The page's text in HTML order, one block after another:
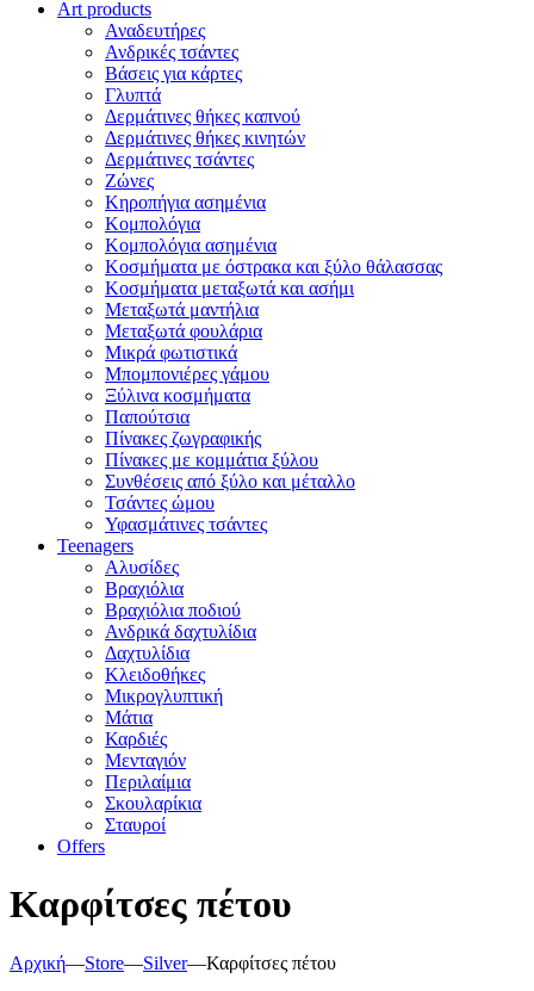
Art products
Αναδευτήρες
Ανδρικές τσάντες
Βάσεις για κάρτες
Γλυπτά
Δερμάτινες θήκες καπνού
Δερμάτινες θήκες κινητών
Δερμάτινες τσάντες
Ζώνες
Κηροπήγια ασημένια
Κομπολόγια
Κομπολόγια ασημένια
Κοσμήματα με όστρακα και ξύλο θάλασσας
Κοσμήματα μεταξωτά και ασήμι
Μεταξωτά μαντήλια
Μεταξωτά φουλάρια
Μικρά φωτιστικά
Μπομπονιέρες γάμου
Ξύλινα κοσμήματα
Παπούτσια
Πίνακες ζωγραφικής
Πίνακες με κομμάτια ξύλου
Συνθέσεις από ξύλο και μέταλλο
Τσάντες ώμου
Υφασμάτινες τσάντες
Teenagers
Αλυσίδες
Βραχιόλια
Βραχιόλια ποδιού
Ανδρικά δαχτυλίδια
Δαχτυλίδια
Κλειδοθήκες
Μικρογλυπτική
Μάτια
Καρδιές
Μενταγιόν
Περιλαίμια
Σκουλαρίκια
Σταυροί
Offers
Καρφίτσες πέτου
Αρχική—Store—Silver—Καρφίτσες πέτου